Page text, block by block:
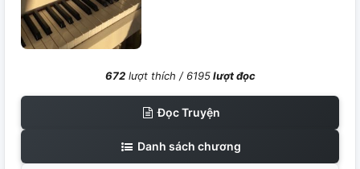
672lượt thích / 6195lượt đọc
Đọc Truyện
Danh sách chương